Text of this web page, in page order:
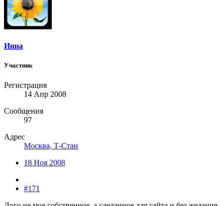
Инна
Участник
Регистрация
14 Апр 2008
Сообщения
97
Адрес
Москва, Т-Стан
18 Ноя 2008
#171